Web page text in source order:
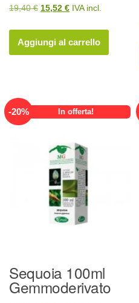
19,40€ Il
originale
era:
15,52 €Il
attuale
è:
IVA incl.
Aggiungi al carrello
-20% In offerta!
Sequoia 100ml
Gemmoderivato